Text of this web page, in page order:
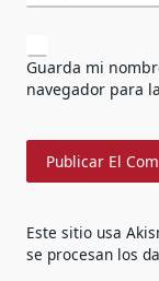
Guarda mi
navegador para
Este sitio usa
se procesan los